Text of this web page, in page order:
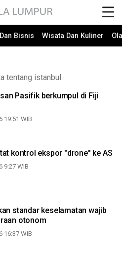
Bisnis Wisata Dan Kuliner
tentang istanbul.
Pasifik berkumpul di Fiji
19:51 WIB
kontrol ekspor "drone" ke AS
9:27 WIB
standar keselamatan wajib
otonom
16:37 WIB